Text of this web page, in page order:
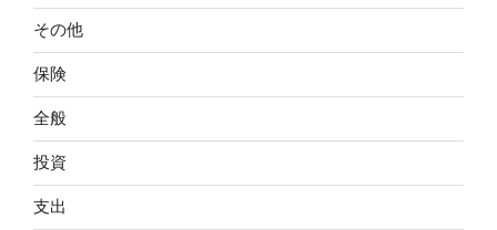
その他
保険
全般
投資
支出